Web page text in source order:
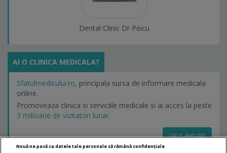
Dental Clinic Dr Peicu
AI O CLINICA MEDICALA?
Sfatulmedicului.ro, principala sursa de informare medicala
online.
Promoveaza clinica si serviciile medicale si ai acces la peste
3 milioane de vizitatori lunar.
Vezi detalii!
Nouă ne pasă ca datele tale personale să rămână confidențiale